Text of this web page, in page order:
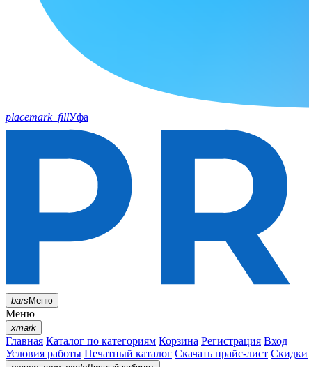
placemark_fillУфа
barsМеню
Меню
xmark
Главная Каталог по категориям Корзина Регистрация Вход
Условия работы Печатный каталог Скачать прайс-лист Скидки